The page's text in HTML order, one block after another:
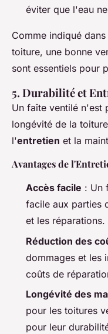
éviter que l'eau
Comme indiqué dans
toiture, une bonne
sont essentiels pour
5. Durabilité et
Un faîte ventilé n'est
longévité de la
l'entretien et la
Avantages de
Accès facile : Un
facile aux parties
et les réparations.
Réduction des
dommages et les
coûts de
Longévité des
pour les toitures
pour leur